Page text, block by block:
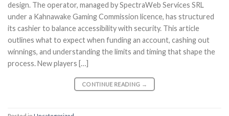
design. The operator, managed by SpectraWeb Services SRL
under a Kahnawake Gaming Commission licence, has structured
its cashier to balance accessibility with security. This article
outlines what to expect when funding an account, cashing out
winnings, and understanding the limits and timing that shape the
process. New players […]
CONTINUE READING →